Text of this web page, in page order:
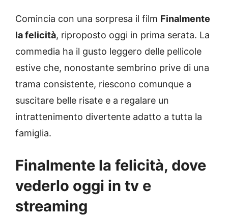
Comincia con una sorpresa il film Finalmente
la felicità, riproposto oggi in prima serata. La
commedia ha il gusto leggero delle pellicole
estive che, nonostante sembrino prive di una
trama consistente, riescono comunque a
suscitare belle risate e a regalare un
intrattenimento divertente adatto a tutta la
famiglia.
Finalmente la felicità, dove
vederlo oggi in tv e
streaming